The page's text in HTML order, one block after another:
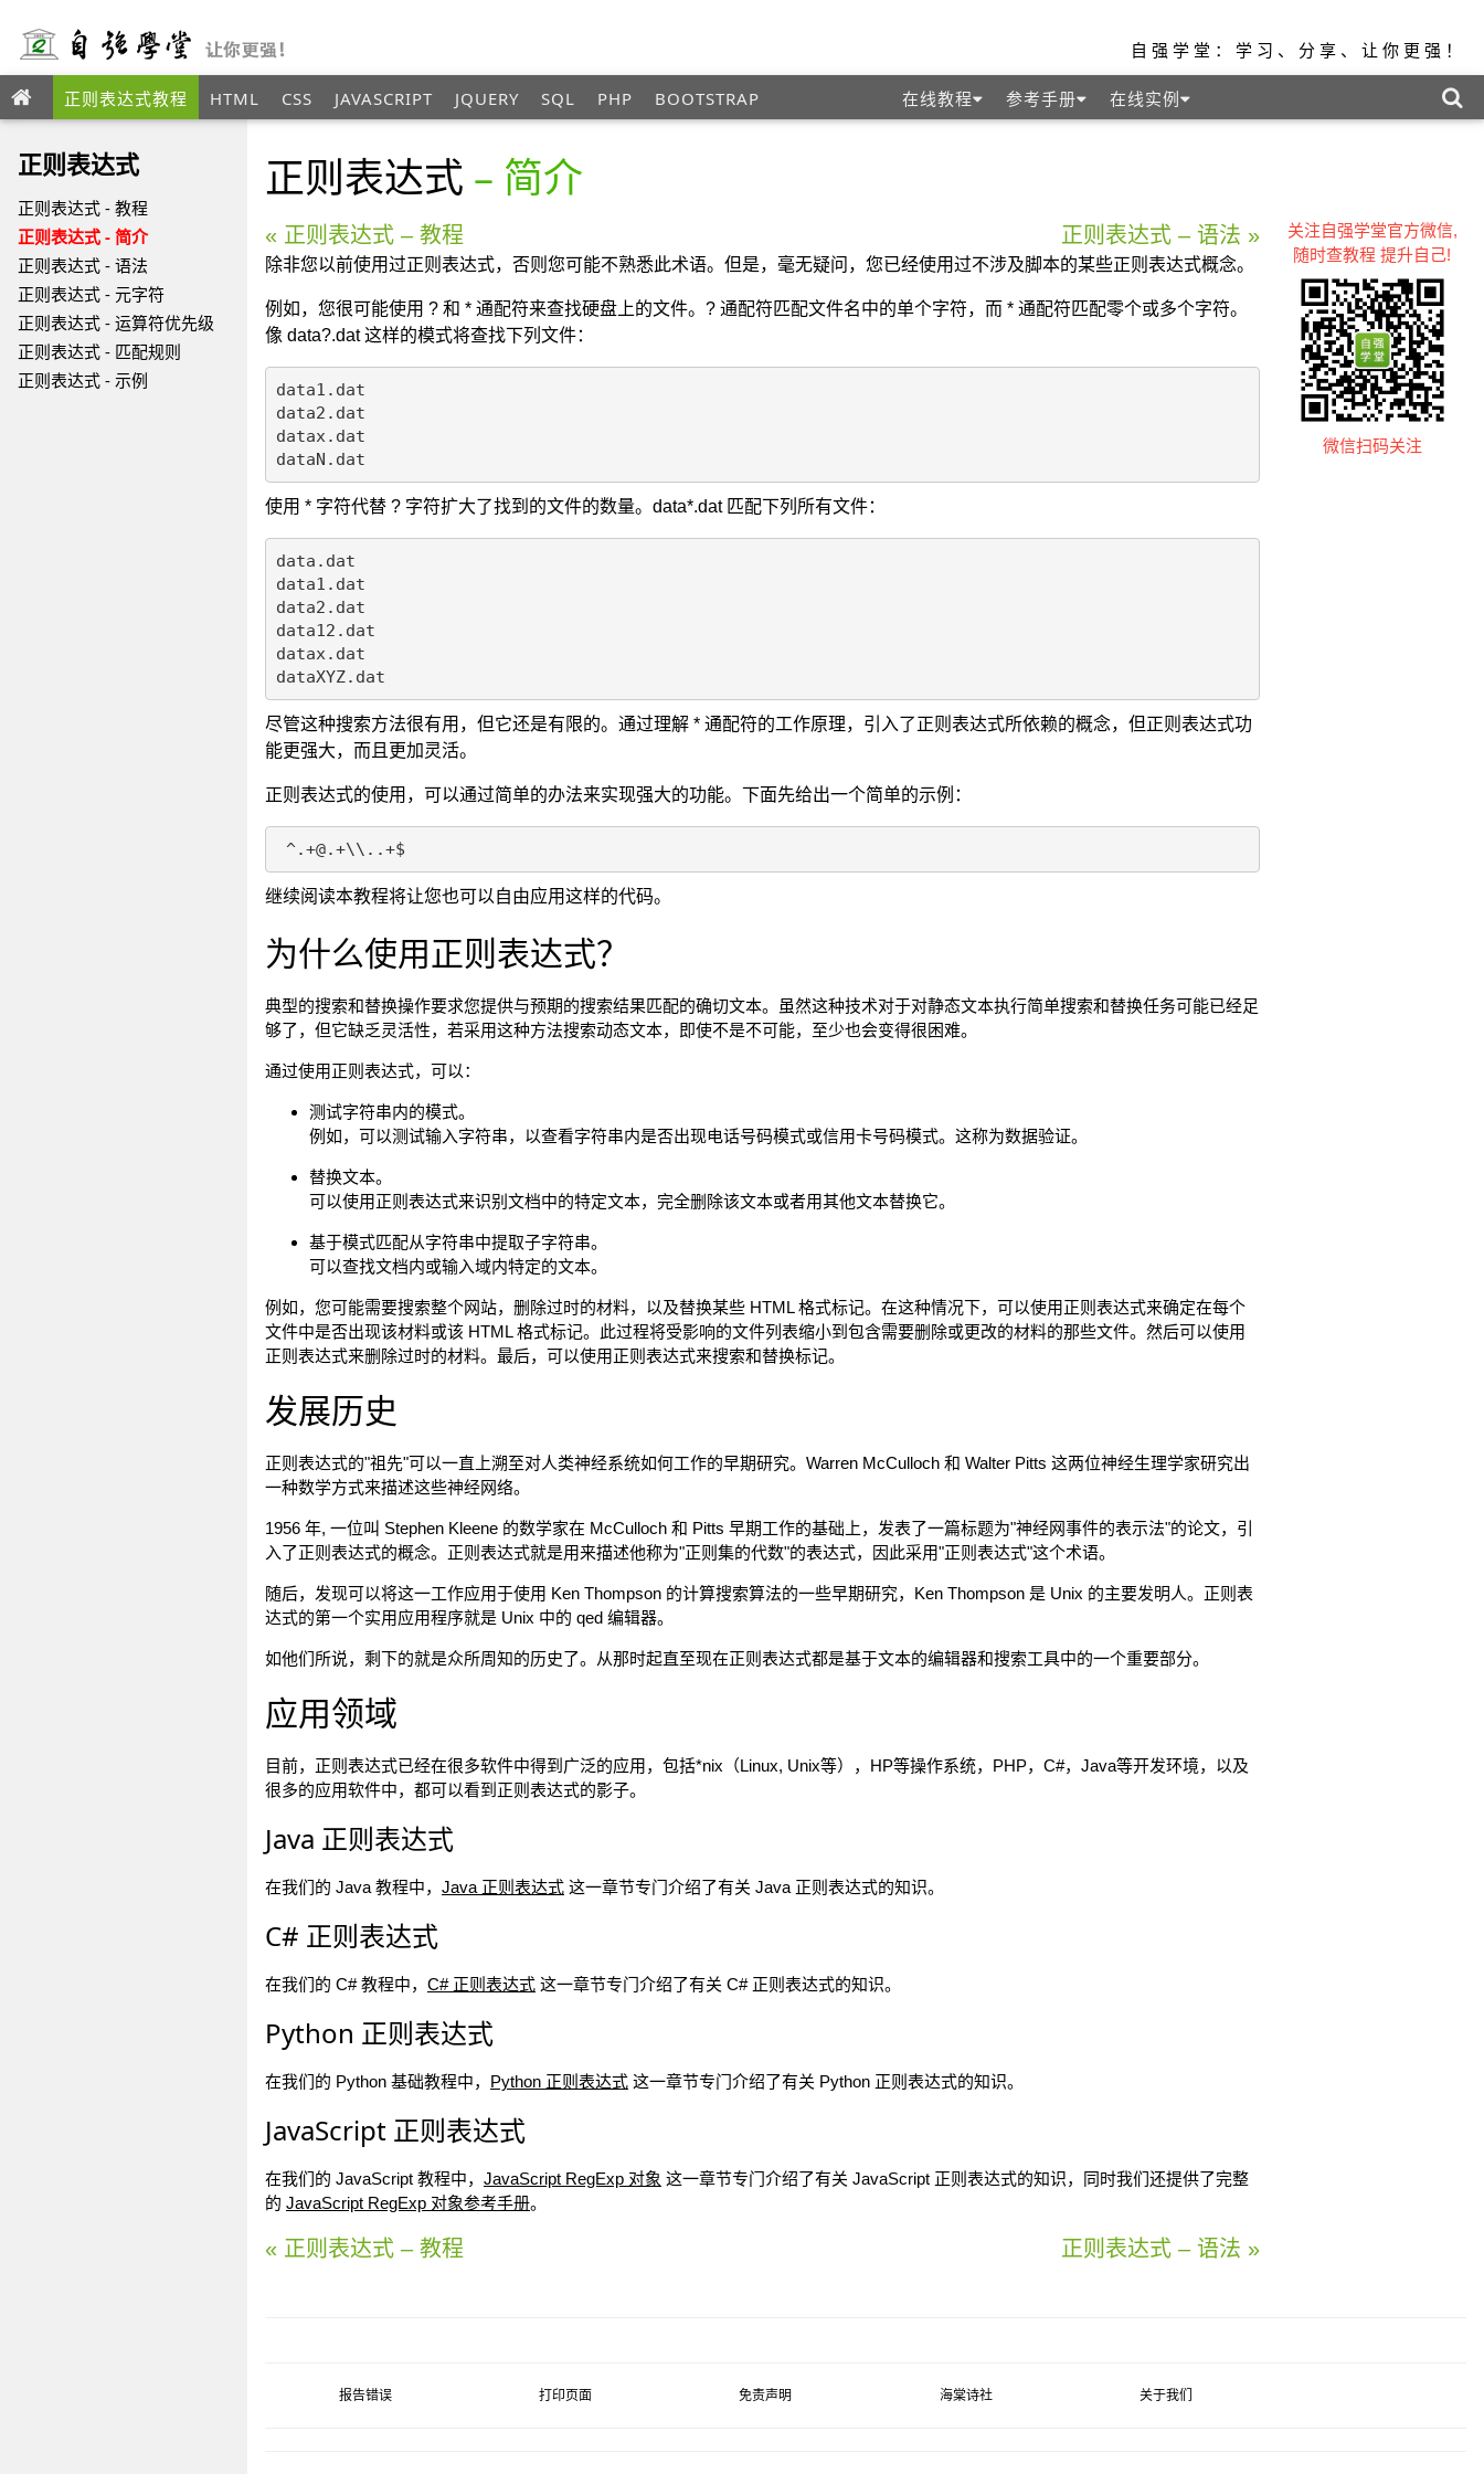
自强学堂：学习、分享、让你更强！
正则表达式教程 HTML CSS JAVASCRIPT JQUERY SQL PHP BOOTSTRAP 在线教程 参考手册 在线实例
正则表达式
正则表达式 - 教程
正则表达式 - 简介
正则表达式 - 语法
正则表达式 - 元字符
正则表达式 - 运算符优先级
正则表达式 - 匹配规则
正则表达式 - 示例
正则表达式 – 简介
« 正则表达式 – 教程 正则表达式 – 语法 »
除非您以前使用过正则表达式，否则您可能不熟悉此术语。但是，毫无疑问，您已经使用过不涉及脚本的某些正则表达式概念。
例如，您很可能使用 ? 和 * 通配符来查找硬盘上的文件。? 通配符匹配文件名中的单个字符，而 * 通配符匹配零个或多个字符。
像 data?.dat 这样的模式将查找下列文件：
data1.dat
data2.dat
datax.dat
dataN.dat
使用 * 字符代替 ? 字符扩大了找到的文件的数量。data*.dat 匹配下列所有文件：
data.dat
data1.dat
data2.dat
data12.dat
datax.dat
dataXYZ.dat
尽管这种搜索方法很有用，但它还是有限的。通过理解 * 通配符的工作原理，引入了正则表达式所依赖的概念，但正则表达式功
能更强大，而且更加灵活。
正则表达式的使用，可以通过简单的办法来实现强大的功能。下面先给出一个简单的示例：
^.+@.+\\..+$
继续阅读本教程将让您也可以自由应用这样的代码。
为什么使用正则表达式？
典型的搜索和替换操作要求您提供与预期的搜索结果匹配的确切文本。虽然这种技术对于对静态文本执行简单搜索和替换任务可能已经足
够了，但它缺乏灵活性，若采用这种方法搜索动态文本，即使不是不可能，至少也会变得很困难。
通过使用正则表达式，可以：
测试字符串内的模式。
例如，可以测试输入字符串，以查看字符串内是否出现电话号码模式或信用卡号码模式。这称为数据验证。
替换文本。
可以使用正则表达式来识别文档中的特定文本，完全删除该文本或者用其他文本替换它。
基于模式匹配从字符串中提取子字符串。
可以查找文档内或输入域内特定的文本。
例如，您可能需要搜索整个网站，删除过时的材料，以及替换某些 HTML 格式标记。在这种情况下，可以使用正则表达式来确定在每个
文件中是否出现该材料或该 HTML 格式标记。此过程将受影响的文件列表缩小到包含需要删除或更改的材料的那些文件。然后可以使用
正则表达式来删除过时的材料。最后，可以使用正则表达式来搜索和替换标记。
发展历史
正则表达式的"祖先"可以一直上溯至对人类神经系统如何工作的早期研究。Warren McCulloch 和 Walter Pitts 这两位神经生理学家研究出
一种数学方式来描述这些神经网络。
1956 年, 一位叫 Stephen Kleene 的数学家在 McCulloch 和 Pitts 早期工作的基础上，发表了一篇标题为"神经网事件的表示法"的论文，引
入了正则表达式的概念。正则表达式就是用来描述他称为"正则集的代数"的表达式，因此采用"正则表达式"这个术语。
随后，发现可以将这一工作应用于使用 Ken Thompson 的计算搜索算法的一些早期研究，Ken Thompson 是 Unix 的主要发明人。正则表
达式的第一个实用应用程序就是 Unix 中的 qed 编辑器。
如他们所说，剩下的就是众所周知的历史了。从那时起直至现在正则表达式都是基于文本的编辑器和搜索工具中的一个重要部分。
应用领域
目前，正则表达式已经在很多软件中得到广泛的应用，包括*nix（Linux, Unix等），HP等操作系统，PHP，C#，Java等开发环境，以及
很多的应用软件中，都可以看到正则表达式的影子。
Java 正则表达式
在我们的 Java 教程中， Java 正则表达式这一章节专门介绍了有关 Java 正则表达式的知识。
C# 正则表达式
在我们的 C# 教程中， C# 正则表达式这一章节专门介绍了有关 C# 正则表达式的知识。
Python 正则表达式
在我们的 Python 基础教程中， Python 正则表达式这一章节专门介绍了有关 Python 正则表达式的知识。
JavaScript 正则表达式
在我们的 JavaScript 教程中， JavaScript RegExp 对象 这一章节专门介绍了有关 JavaScript 正则表达式的知识，同时我们还提供了完整
的 JavaScript RegExp 对象参考手册。
« 正则表达式 – 教程 正则表达式 – 语法 »
关注自强学堂官方微信,
随时查教程 提升自己!
微信扫码关注
报告错误 打印页面 免责声明 海棠诗社 关于我们